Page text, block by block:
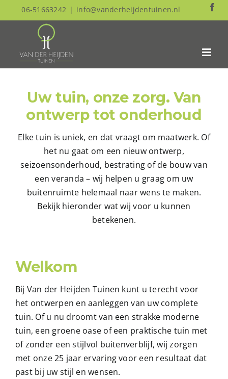
to
06-51663242 | info@vanderheijdentuinen.nl
Uw tuin, onze zorg. Van
ontwerp tot onderhoud
Elke tuin is uniek, en dat vraagt om maatwerk. Of
het nu gaat om een nieuw ontwerp,
seizoensonderhoud, bestrating of de bouw van
een veranda – wij helpen u graag om uw
buitenruimte helemaal naar wens te maken.
Bekijk hieronder wat wij voor u kunnen
betekenen.
Welkom
Bij Van der Heijden Tuinen kunt u terecht voor
het ontwerpen en aanleggen van uw complete
tuin. Of u nu droomt van een strakke moderne
tuin, een groene oase of een praktische tuin met
of zonder een stijlvol buitenverblijf, wij zorgen
met onze 25 jaar ervaring voor een resultaat dat
past bij uw stijl en wensen.